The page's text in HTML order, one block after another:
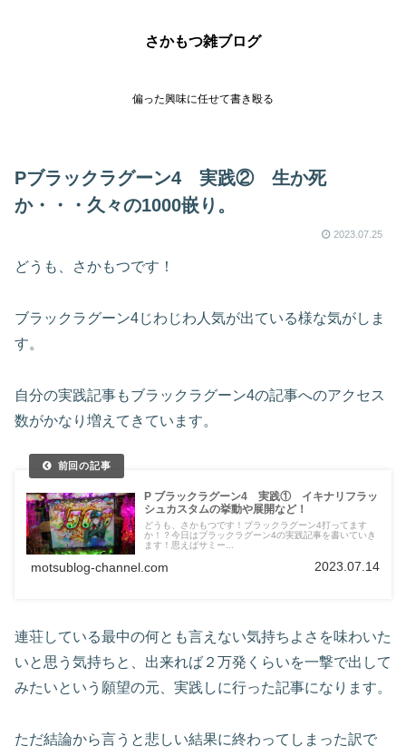
さかもつ雑ブログ
偏った興味に任せて書き殴る
Pブラックラグーン4 実践② 生か死
か・・・久々の1000嵌り。
2023.07.25
どうも、さかもつです！
ブラックラグーン4じわじわ人気が出ている様な気がしま
す。
自分の実践記事もブラックラグーン4の記事へのアクセス
数がかなり増えてきています。
P ブラックラグーン4 実践① イキナリフラッ
シュカスタムの挙動や展開など！
どうも、さかもつです！ブラックラグーン4打ってます
か！？今日はブラックラグーン4の実践記事を書いていき
ます！思えばサミー...
motsublog-channel.com 2023.07.14
連荘している最中の何とも言えない気持ちよさを味わいた
いと思う気持ちと、出来れば２万発くらいを一撃で出して
みたいという願望の元、実践しに行った記事になります。
ただ結論から言うと悲しい結果に終わってしまった訳で